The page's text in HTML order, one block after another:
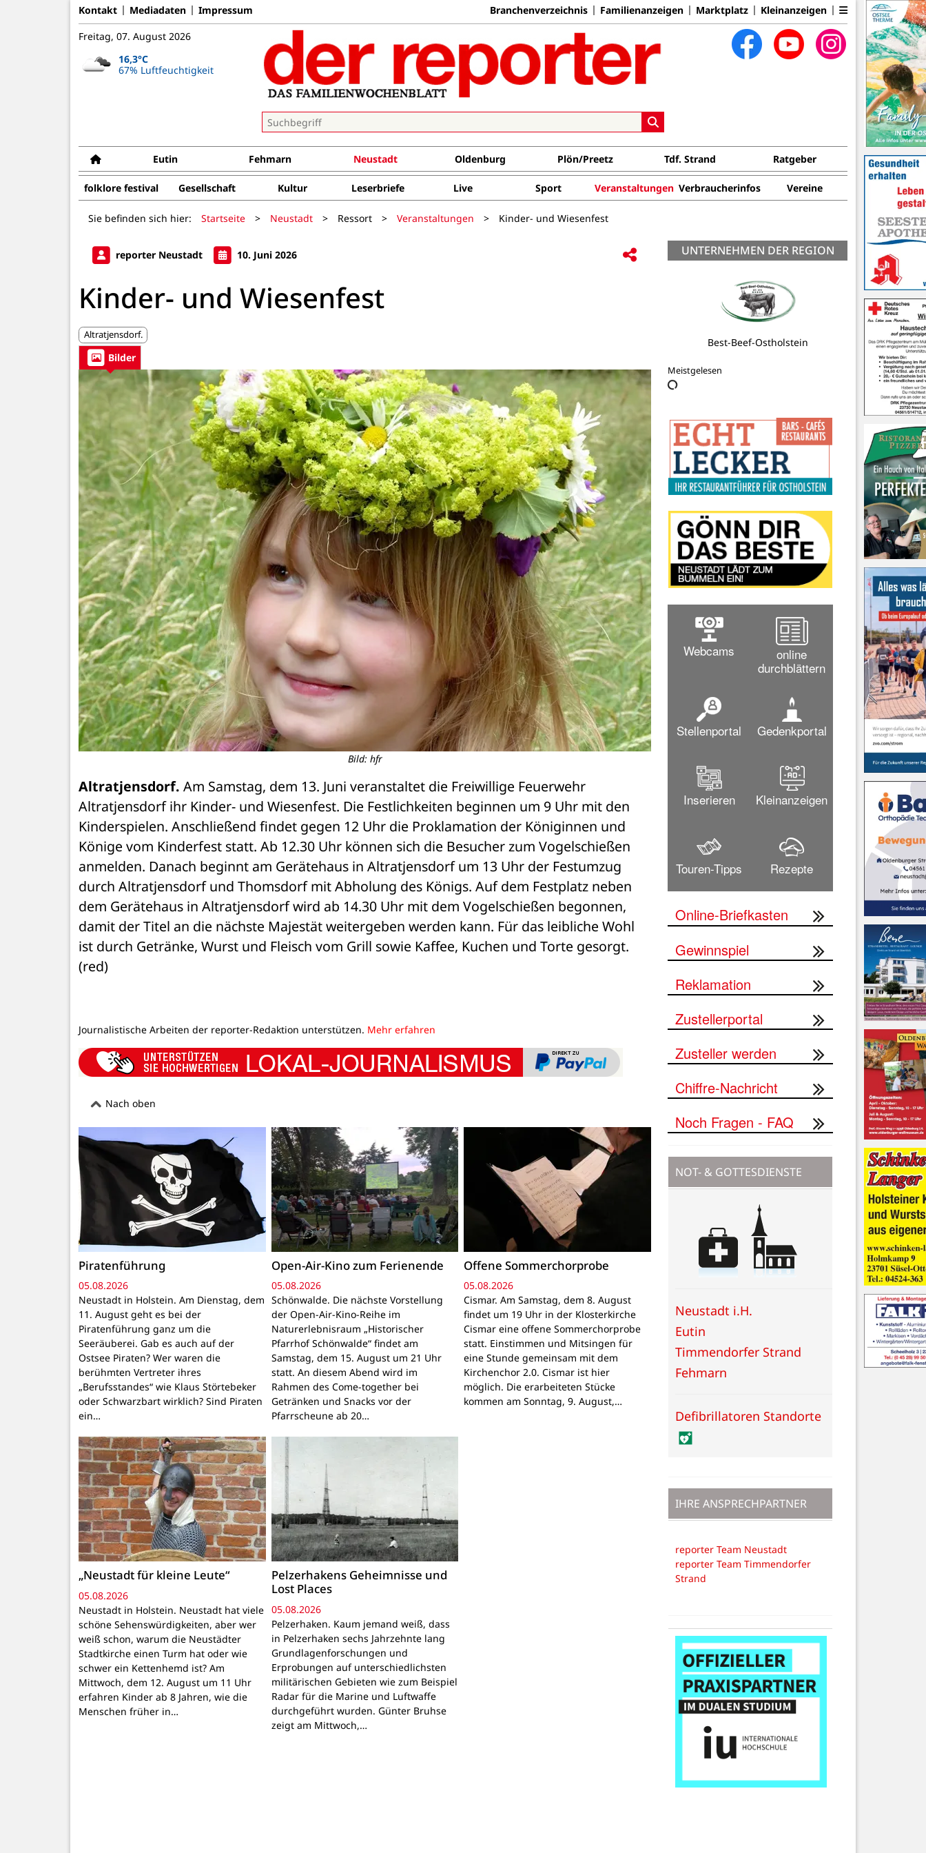
Kontakt Mediadaten Impressum Branchenverzeichnis Familienanzeigen Marktplatz Kleinanzeigen
Freitag, 07. August 2026
16,3°C
67% Luftfeuchtigkeit
Eutin Fehmarn Neustadt Oldenburg Plön/Preetz Tdf. Strand Ratgeber
folklore festival Gesellschaft Kultur Leserbriefe Live Sport Veranstaltungen Verbraucherinfos Vereine
Sie befinden sich hier: Startseite > Neustadt > Ressort > Veranstaltungen > Kinder- und Wiesenfest
reporter Neustadt 10. Juni 2026
Kinder- und Wiesenfest
Altratjensdorf.
Bilder
Bild: hfr
Altratjensdorf. Am Samstag, dem 13. Juni veranstaltet die Freiwillige Feuerwehr
Altratjensdorf ihr Kinder- und Wiesenfest. Die Festlichkeiten beginnen um 9 Uhr mit den
Kinderspielen. Anschließend findet gegen 12 Uhr die Proklamation der Königinnen und
Könige vom Kinderfest statt. Ab 12.30 Uhr können sich die Besucher zum Vogelschießen
anmelden. Danach beginnt am Gerätehaus in Altratjensdorf um 13 Uhr der Festumzug
durch Altratjensdorf und Thomsdorf mit Abholung des Königs. Auf dem Festplatz neben
dem Gerätehaus in Altratjensdorf wird ab 14.30 Uhr mit dem Vogelschießen begonnen,
damit der Titel an die nächste Majestät weitergeben werden kann. Für das leibliche Wohl
ist durch Getränke, Wurst und Fleisch vom Grill sowie Kaffee, Kuchen und Torte gesorgt.
(red)
Journalistische Arbeiten der reporter-Redaktion unterstützen. Mehr erfahren
Nach oben
Piratenführung
05.08.2026
Neustadt in Holstein. Am Dienstag, dem
11. August geht es bei der
Piratenführung ganz um die
Seeräuberei. Gab es auch auf der
Ostsee Piraten? Wer waren die
berühmten Vertreter ihres
„Berufsstandes“ wie Klaus Störtebeker
oder Schwarzbart wirklich? Sind Piraten
ein…
Open-Air-Kino zum Ferienende
05.08.2026
Schönwalde. Die nächste Vorstellung
der Open-Air-Kino-Reihe im
Naturerlebnisraum „Historischer
Pfarrhof Schönwalde“ findet am
Samstag, dem 15. August um 21 Uhr
statt. An diesem Abend wird im
Rahmen des Come-together bei
Getränken und Snacks vor der
Pfarrscheune ab 20…
Offene Sommerchorprobe
05.08.2026
Cismar. Am Samstag, dem 8. August
findet um 19 Uhr in der Klosterkirche
Cismar eine offene Sommerchorprobe
statt. Einstimmen und Mitsingen für
eine Stunde gemeinsam mit dem
Kirchenchor 2.0. Cismar ist hier
möglich. Die erarbeiteten Stücke
kommen am Sonntag, 9. August,…
„Neustadt für kleine Leute“
05.08.2026
Neustadt in Holstein. Neustadt hat viele
schöne Sehenswürdigkeiten, aber wer
weiß schon, warum die Neustädter
Stadtkirche einen Turm hat oder wie
schwer ein Kettenhemd ist? Am
Mittwoch, dem 12. August um 11 Uhr
erfahren Kinder ab 8 Jahren, wie die
Menschen früher in…
Pelzerhakens Geheimnisse und
Lost Places
05.08.2026
Pelzerhaken. Kaum jemand weiß, dass
in Pelzerhaken sechs Jahrzehnte lang
Grundlagenforschungen und
Erprobungen auf unterschiedlichsten
militärischen Gebieten wie zum Beispiel
Radar für die Marine und Luftwaffe
durchgeführt wurden. Günter Bruhse
zeigt am Mittwoch,…
UNTERNEHMEN DER REGION
Innenarchitektur Susanne Köster
Meistgelesen
Webcams
online
durchblättern
Stellenportal Gedenkportal
Inserieren Kleinanzeigen
Touren-Tipps Rezepte
Online-Briefkasten
Gewinnspiel
Reklamation
Zustellerportal
Zusteller werden
Chiffre-Nachricht
Noch Fragen - FAQ
NOT- & GOTTESDIENSTE
Neustadt i.H.
Eutin
Timmendorfer Strand
Fehmarn
Defibrillatoren Standorte
IHRE ANSPRECHPARTNER
reporter Team Neustadt
reporter Team Timmendorfer
Strand